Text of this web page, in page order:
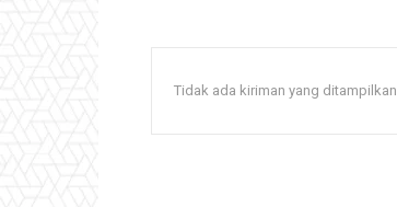
Tidak ada kiriman yang ditampilkan